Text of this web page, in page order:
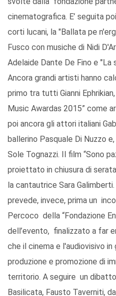
cinematografica. E’ seguita
corti lucani, la "Ballata pe
Fusco con musiche di Nidi
Adelaide Dante De Fino e "La
Ancora grandi artisti hanno
primo tra tutti Gianni
Music Awardas 2015” come
poi ancora gli attori italiani
ballerino Pasquale Di Nuzzo
Sole Tognazzi. Il film “Sono
proiettato in chiusura di
la cantautrice Sara
prevede, invece, prima un
Percoco della “Fondazione
dell’evento, finalizzato a far
che il cinema e l'audiovisivo in
produzione e promozione di
territorio. A seguire un
Basilicata, Fausto Taverniti,